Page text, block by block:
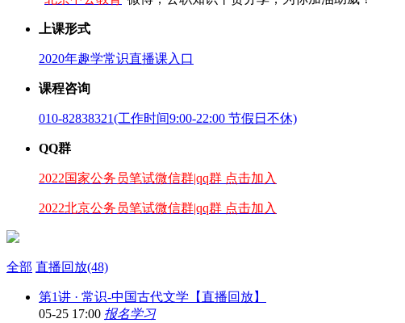
上课形式
2020年趣学常识直播课入口
课程咨询
010-82838321(工作时间9:00-22:00 节假日不休)
QQ群
2022国家公务员笔试微信群|qq群 点击加入
2022北京公务员笔试微信群|qq群 点击加入
全部 直播回放(48)
第1讲 · 常识-中国古代文学【直播回放】
05-25 17:00 报名学习